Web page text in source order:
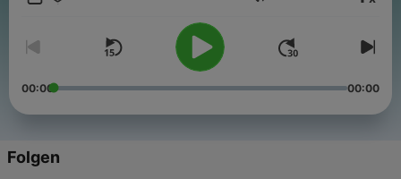
Lautstärke
00:00 00:00
Folgen